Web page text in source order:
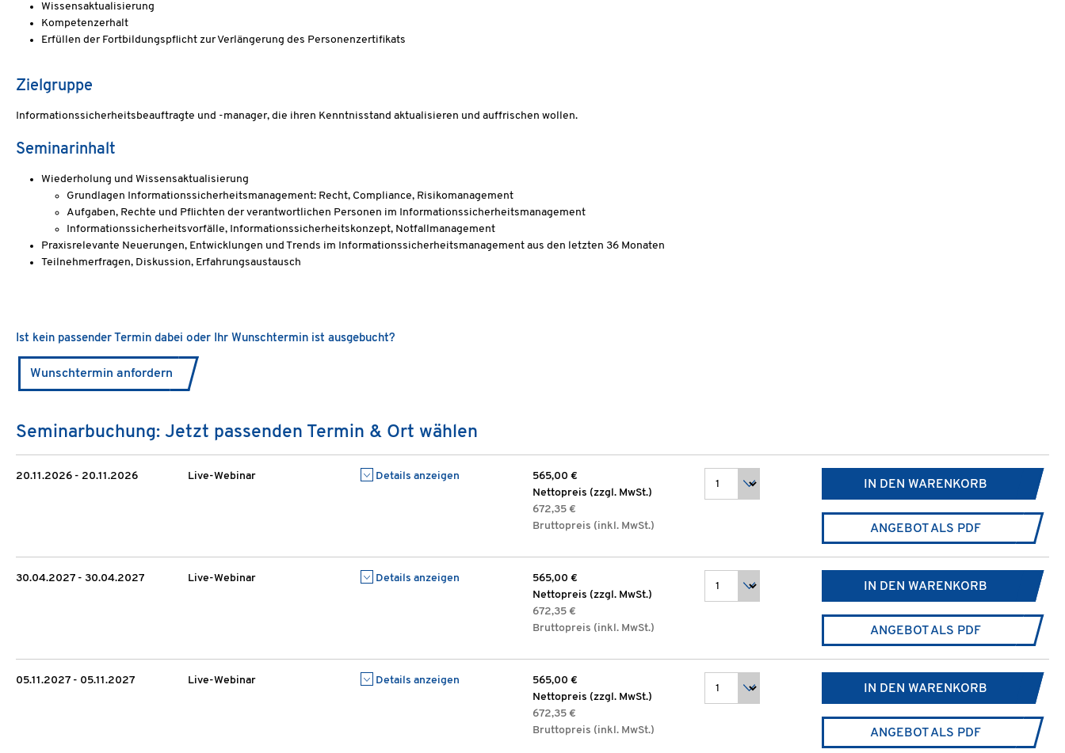
Wissensaktualisierung
Kompetenzerhalt
Erfüllen der Fortbildungspflicht zur Verlängerung des Personenzertifikats
Zielgruppe
Informationssicherheitsbeauftragte und -manager, die ihren Kenntnisstand aktualisieren und auffrischen wollen.
Seminarinhalt
Wiederholung und Wissensaktualisierung
Grundlagen Informationssicherheitsmanagement: Recht, Compliance, Risikomanagement
Aufgaben, Rechte und Pflichten der verantwortlichen Personen im Informationssicherheitsmanagement
Informationssicherheitsvorfälle, Informationssicherheitskonzept, Notfallmanagement
Praxisrelevante Neuerungen, Entwicklungen und Trends im Informationssicherheitsmanagement aus den letzten 36 Monaten
Teilnehmerfragen, Diskussion, Erfahrungsaustausch
Ist kein passender Termin dabei oder Ihr Wunschtermin ist ausgebucht?
Wunschtermin anfordern
Seminarbuchung: Jetzt passenden Termin & Ort wählen
20.11.2026 - 20.11.2026 Live-Webinar Details anzeigen
565,00 €
Nettopreis (zzgl. MwSt.)
672,35 €
Bruttopreis (inkl. MwSt.)
IN DEN WARENKORB
ANGEBOT ALS PDF
30.04.2027 - 30.04.2027 Live-Webinar Details anzeigen
565,00 €
Nettopreis (zzgl. MwSt.)
672,35 €
Bruttopreis (inkl. MwSt.)
IN DEN WARENKORB
ANGEBOT ALS PDF
05.11.2027 - 05.11.2027 Live-Webinar Details anzeigen
565,00 €
Nettopreis (zzgl. MwSt.)
672,35 €
Bruttopreis (inkl. MwSt.)
IN DEN WARENKORB
ANGEBOT ALS PDF